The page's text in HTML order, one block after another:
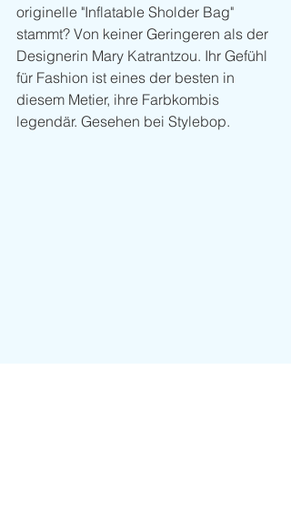
originelle "Inflatable Sholder Bag"
stammt? Von keiner Geringeren als der
Designerin Mary Katrantzou. Ihr Gefühl
für Fashion ist eines der besten in
diesem Metier, ihre Farbkombis
legendär. Gesehen bei Stylebop.